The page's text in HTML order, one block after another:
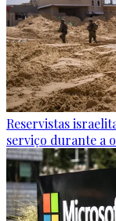
Reservistas
serviço durante a